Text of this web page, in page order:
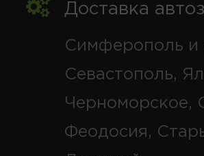
Доставка
Симферополь и
Севастополь,
Черноморское,
Феодосия,